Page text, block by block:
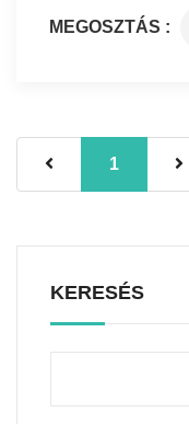
MEGOSZTÁS :
1
KERESÉS